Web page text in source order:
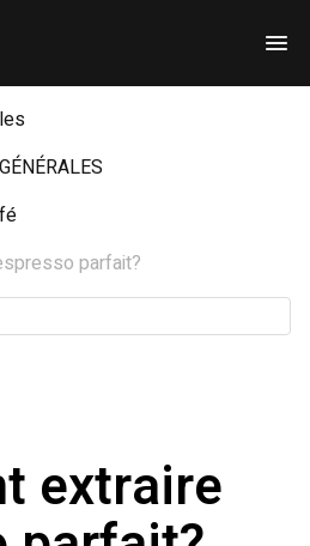
parfait?
extraire